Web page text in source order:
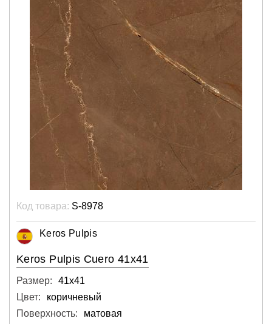
Код товара: S-8978
Keros Pulpis
Keros Pulpis Cuero 41x41
Размер:
41х41
Цвет:
коричневый
Поверхность:
матовая